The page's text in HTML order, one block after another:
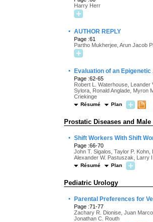
Harry Herr
· AUTHOR REPLY
Page :61
Partho Mukherjee, Arun Jacob
· Evaluation of an
Page :62-65
Robert L. Waterhouse,
Sylora, Ronald Anglade, Myron
Criekinge
Résumé Plan
Prostatic Diseases and
· Shift Workers With Shift
Page :66-70
John T. Sigalos, Taylor P.
Alexander W. Pastuszak, Larry
Résumé Plan
Pediatric Urology
· Parental Preferences for
Page :71-77
Zachary R. Dionise, Juan
Jonathan C. Routh